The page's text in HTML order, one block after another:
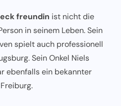
freundin ist nicht die
in seinem Leben. Sein
spielt auch professionell
Sein Onkel Niels
ebenfalls ein bekannter